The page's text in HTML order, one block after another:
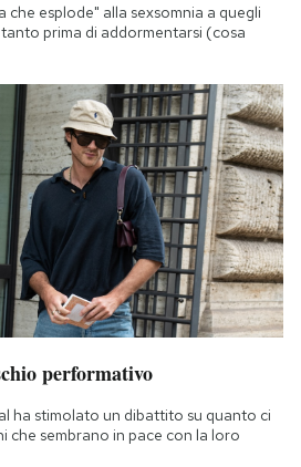
che esplode" alla sexsomnia a quegli
prima di addormentarsi (cosa
performativo
ha stimolato un dibattito su quanto ci
che sembrano in pace con la loro